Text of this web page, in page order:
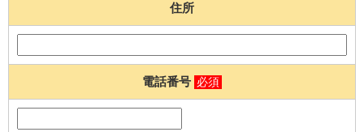
住所
電話番号 必須